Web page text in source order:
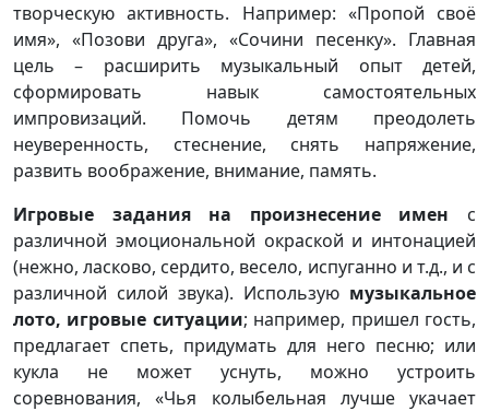
творческую активность. Например: «Пропой своё
имя», «Позови друга», «Сочини песенку». Главная
цель – расширить музыкальный опыт детей,
сформировать навык самостоятельных
импровизаций. Помочь детям преодолеть
неуверенность, стеснение, снять напряжение,
развить воображение, внимание, память.
Игровые задания на произнесение имен с
различной эмоциональной окраской и интонацией
(нежно, ласково, сердито, весело, испуганно и т.д., и с
различной силой звука). Использую музыкальное
лото, игровые ситуации; например, пришел гость,
предлагает спеть, придумать для него песню; или
кукла не может уснуть, можно устроить
соревнования, «Чья колыбельная лучше укачает